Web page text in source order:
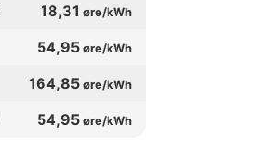
18,31 øre/kWh
54,95 øre/kWh
164,85 øre/kWh
54,95 øre/kWh